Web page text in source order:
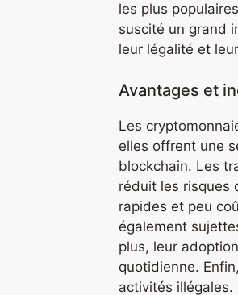
les plus
suscité un grand
leur légalité et
Avantages et
Les
elles offrent une
blockchain. Les
réduit les risques
rapides et peu
également
plus, leur
quotidienne.
activités illégales.